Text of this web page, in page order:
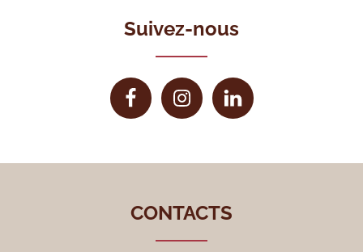
Suivez-nous
CONTACTS